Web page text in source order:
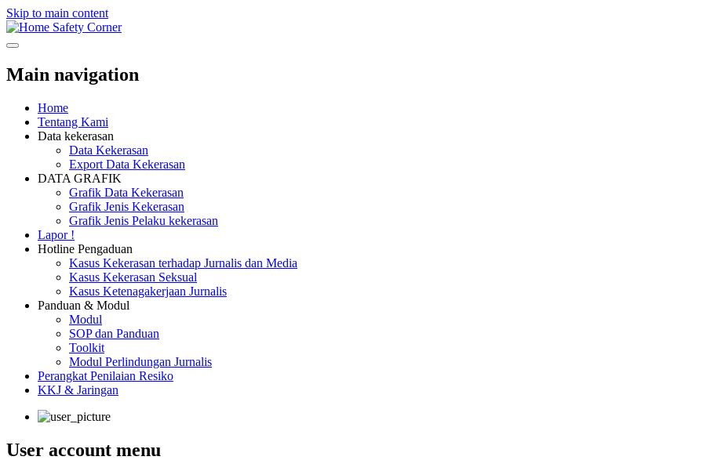
Skip to main content
Safety Corner
Main navigation
Home
Tentang Kami
Data kekerasan
Data Kekerasan
Export Data Kekerasan
DATA GRAFIK
Grafik Data Kekerasan
Grafik Jenis Kekerasan
Grafik Jenis Pelaku kekerasan
Lapor !
Hotline Pengaduan
Kasus Kekerasan terhadap Jurnalis dan Media
Kasus Kekerasan Seksual
Kasus Ketenagakerjaan Jurnalis
Panduan & Modul
Modul
SOP dan Panduan
Toolkit
Modul Perlindungan Jurnalis
Perangkat Penilaian Resiko
KKJ & Jaringan
User account menu